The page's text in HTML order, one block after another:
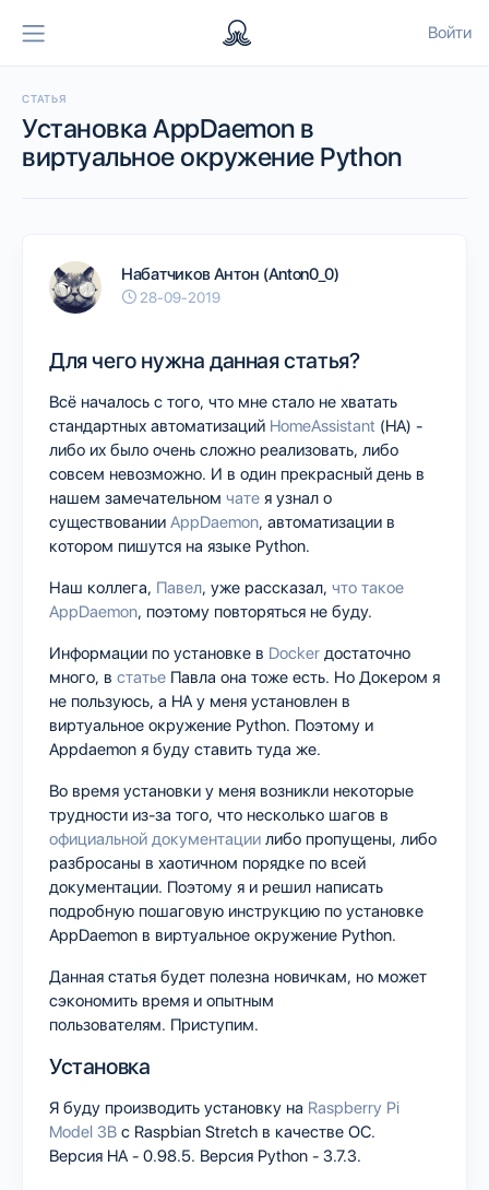
Войти
СТАТЬЯ
Установка AppDaemon в
виртуальное окружение Python
Набатчиков Антон (Anton0_0)
28-09-2019
Для чего нужна данная статья?
Всё началось с того, что мне стало не хватать
стандартных автоматизаций HomeAssistant (HA) -
либо их было очень сложно реализовать, либо
совсем невозможно. И в один прекрасный день в
нашем замечательном чате я узнал о
существовании AppDaemon, автоматизации в
котором пишутся на языке Python.
Наш коллега, Павел, уже рассказал, что такое
AppDaemon, поэтому повторяться не буду.
Информации по установке в Docker достаточно
много, в статье Павла она тоже есть. Но Докером я
не пользуюсь, а HA у меня установлен в
виртуальное окружение Python. Поэтому и
Appdaemon я буду ставить туда же.
Во время установки у меня возникли некоторые
трудности из-за того, что несколько шагов в
официальной документации либо пропущены, либо
разбросаны в хаотичном порядке по всей
документации. Поэтому я и решил написать
подробную пошаговую инструкцию по установке
AppDaemon в виртуальное окружение Python.
Данная статья будет полезна новичкам, но может
сэкономить время и опытным
пользователям. Приступим.
Установка
Я буду производить установку на Raspberry Pi
Model 3B с Raspbian Stretch в качестве ОС.
Версия HA - 0.98.5. Версия Python - 3.7.3.